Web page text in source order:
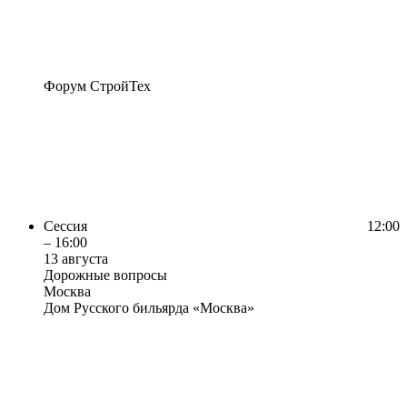
Форум СтройТех
Сессия
12:00
– 16:00
13 августа
Дорожные вопросы
Москва
Дом Русского бильярда «Москва»